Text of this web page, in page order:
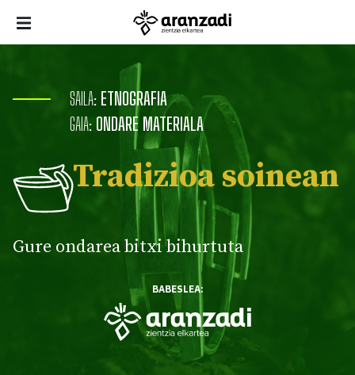
SAILA: ETNOGRAFIA
GAIA: ONDARE MATERIALA
Tradizioa soinean
Gure ondarea bitxi bihurtuta
BABESLEA: